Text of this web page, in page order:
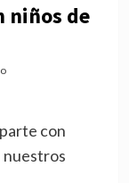
niños de
con
nuestros